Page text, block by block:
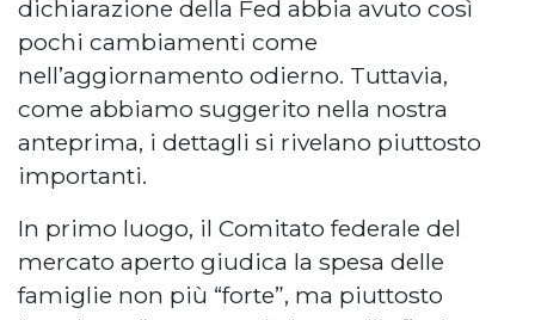
dichiarazione della Fed abbia avuto così
pochi cambiamenti come
nell’aggiornamento odierno. Tuttavia,
come abbiamo suggerito nella nostra
anteprima, i dettagli si rivelano piuttosto
importanti.
In primo luogo, il Comitato federale del
mercato aperto giudica la spesa delle
famiglie non più “forte”, ma piuttosto